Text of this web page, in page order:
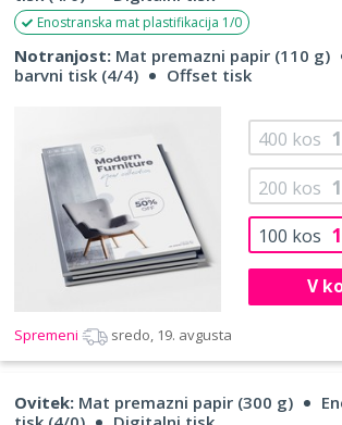
Enostranska mat plastifikacija 1/0
Notranjost: Mat premazni papir (110 g)
barvni tisk (4/4)
Offset tisk
100 kos
200 kos
400 kos
V
Spremeni sredo, 19. avgusta
Ovitek: Mat premazni papir (300 g)